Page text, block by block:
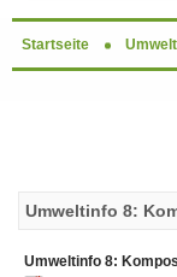
Startseite
Umweltinfo 8:
Umweltinfo 8: